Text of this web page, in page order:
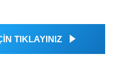
TIKLAYINIZ